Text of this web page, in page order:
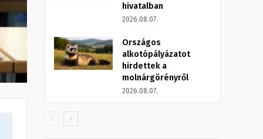
hivatalban
2026.08.07.
Országos
alkotópályázatot
hirdettek a
molnárgörényről
2026.08.07.